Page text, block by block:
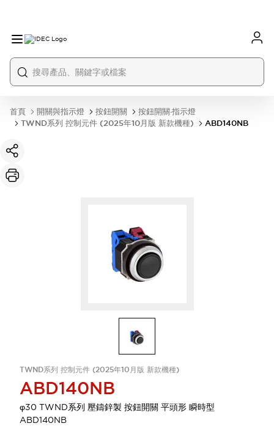
首頁 開關與指示燈 按鈕開關
按鈕開關·指示燈
TWND系列 控制元件 (2025年10月版 新款機種)
ABD140NB
TWND系列 控制元件 (2025年10月版 新款機種)
ABD140NB
φ30 TWND系列 壓鑄鋅製 按鈕開關 平頭形 瞬時型
ABD140NB